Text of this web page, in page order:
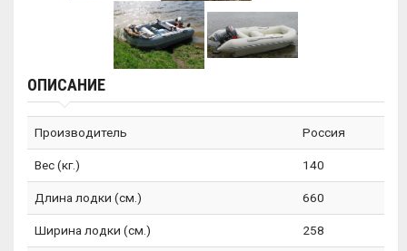
ОПИСАНИЕ
Производитель Россия
Вес (кг.) 140
Длина лодки (см.) 660
Ширина лодки (см.) 258